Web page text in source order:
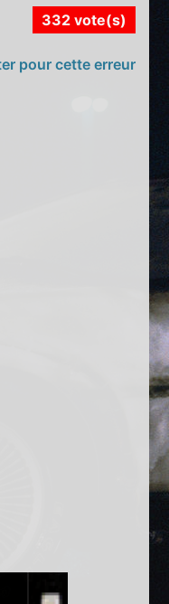
332 vote(s)
pour cette erreur